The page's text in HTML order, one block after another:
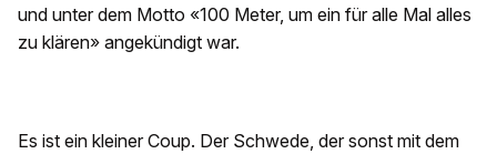
und unter dem Motto «100 Meter, um ein für alle Mal alles
zu klären» angekündigt war.
Es ist ein kleiner Coup. Der Schwede, der sonst mit dem